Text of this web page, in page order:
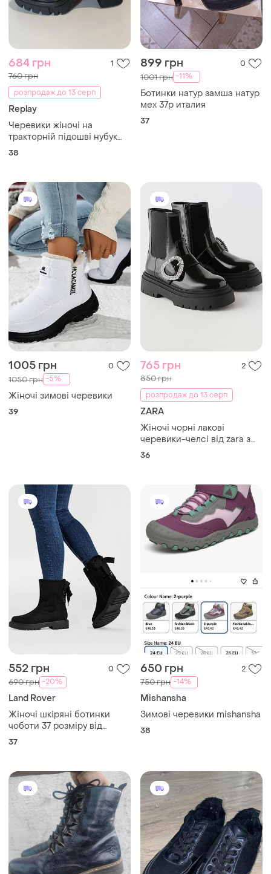
684 грн 1
760 грн
розпродаж до 13 серп
Replay
Черевики жіночі на
тракторній підошві нубук
replay розмір 38 ortholite
38
899 грн 0
1001 грн -11%
Ботинки натур замша натур
мех 37р италия
37
1005 грн 0
1050 грн -5%
Жіночі зимові черевики
39
765 грн 2
850 грн
розпродаж до 13 серп
ZARA
Жіночі чорні лакові
черевики-челсі від zara з
масивною підошвою та
36
552 грн 0
690 грн -20%
Land Rover
Жіночі шкіряні ботинки
чоботи 37 розміру від
бренду landrover
37
650 грн 2
750 грн -14%
Mishansha
Зимові черевики mishansha
38